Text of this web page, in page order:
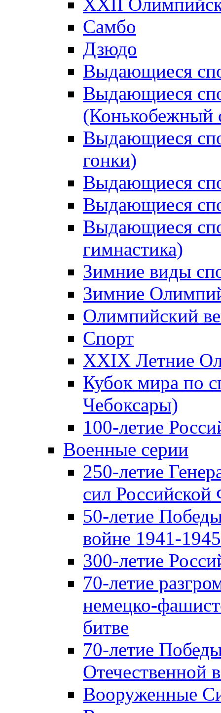
Самбо
Дзюдо
Выдающиеся
Выдающиеся
(Конькобежный
Выдающиеся
гонки)
Выдающиеся
Выдающиеся
Выдающиеся
гимнастика)
Зимние виды
Зимние
Олимпийский
Спорт
XXIX Летние
Кубок мира по
Чебоксары)
100-летие
Военные серии
250-летие
сил Российской
50-летие
войне 1941-1945
300-летие
70-летие
немецко-
битве
70-летие
Отечественной
Вооруженные